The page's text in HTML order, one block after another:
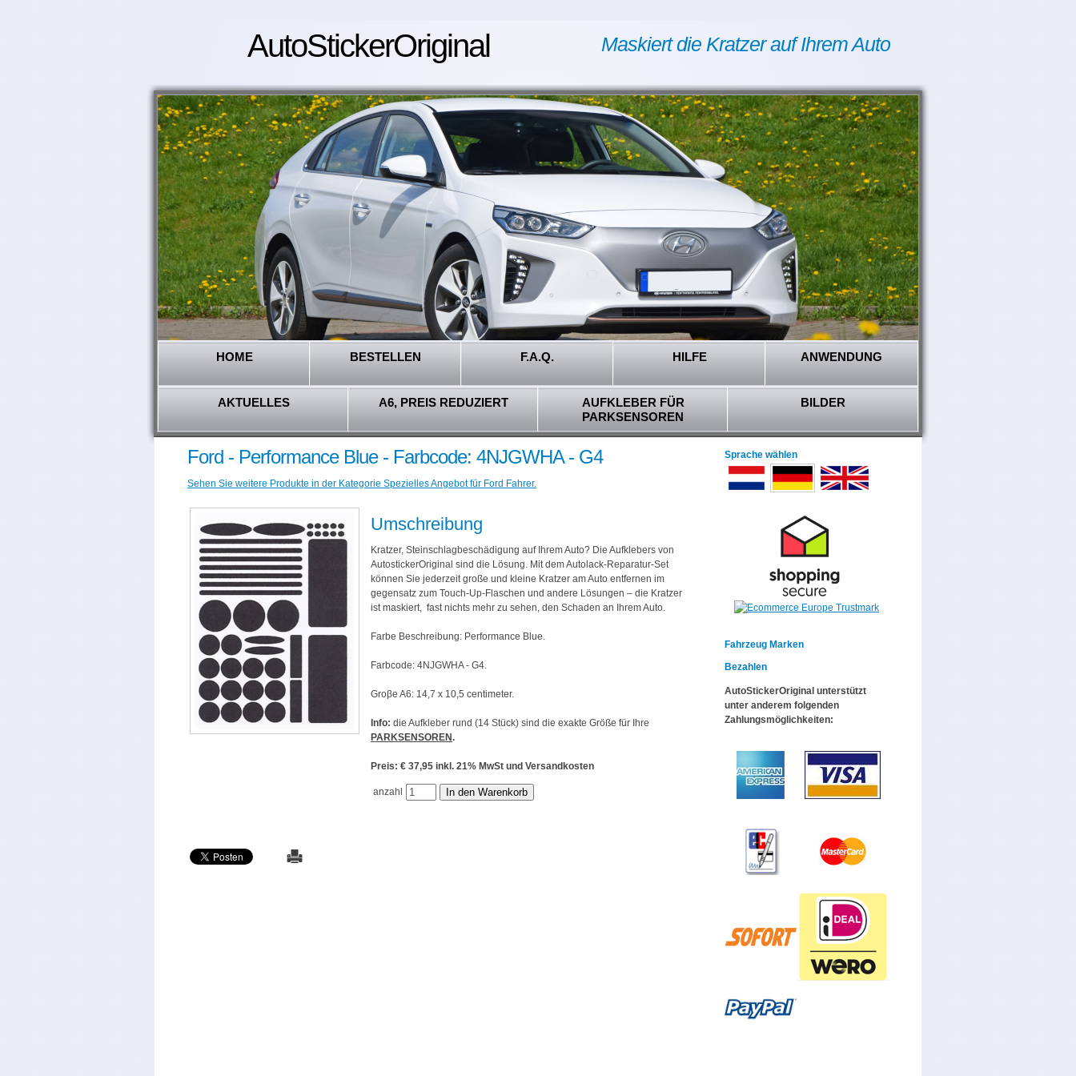
AutoStickerOriginal Maskiert die Kratzer auf Ihrem Auto
HOME BESTELLEN F.A.Q. HILFE ANWENDUNG
AKTUELLES A6, PREIS REDUZIERT
AUFKLEBER FÜR
PARKSENSOREN
BILDER
Ford - Performance Blue - Farbcode: 4NJGWHA - G4
Sehen Sie weitere Produkte in der Kategorie Spezielles Angebot für Ford Fahrer.
Umschreibung
Kratzer, Steinschlagbeschädigung auf Ihrem Auto? Die Aufklebers von
AutostickerOriginal sind die Lösung. Mit dem Autolack-Reparatur-Set
können Sie jederzeit große und kleine Kratzer am Auto entfernen im
gegensatz zum Touch-Up-Flaschen und andere Lösungen – die Kratzer
ist maskiert, fast nichts mehr zu sehen, den Schaden an Ihrem Auto.
Farbe Beschreibung: Performance Blue.
Farbcode: 4NJGWHA - G4.
Groβe A6: 14,7 x 10,5 centimeter.
Info: die Aufkleber rund (14 Stück) sind die exakte Größe für Ihre
PARKSENSOREN.
Preis: € 37,95 inkl. 21% MwSt und Versandkosten
anzahl
Sprache wählen
Fahrzeug Marken
Bezahlen
AutoStickerOriginal unterstützt
unter anderem folgenden
Zahlungsmöglichkeiten: